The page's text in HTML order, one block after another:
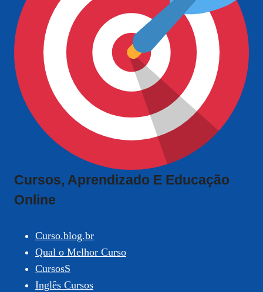
Cursos, Aprendizado E Educação
Online
Curso.blog.br
Qual o Melhor Curso
CursosS
Inglês Cursos